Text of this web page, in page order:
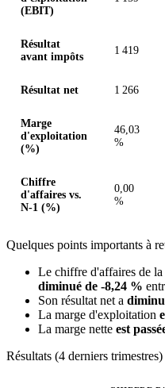
(EBIT)
Résultat
avant impôts
1 419
Résultat net 1 266
Marge
d'exploitation
(%)
46,03
%
Chiffre
d'affaires vs.
N-1 (%)
0,00
%
Quelques points importants à
Le chiffre d'affaires de
diminué de -8,24 %
Son résultat net a
La marge d'exploitation
La marge nette est
Résultats (4 derniers trimestres)